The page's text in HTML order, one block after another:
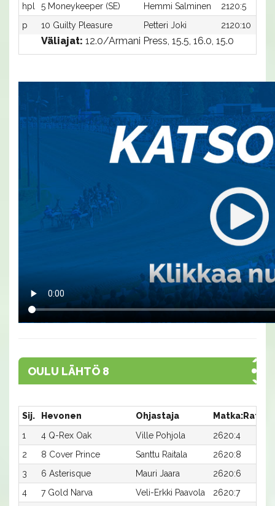
hpl
5 Moneykeeper (SE) Hemmi Salminen
2120:5
p
10 Guilty Pleasure Petteri Joki 2120:10
Väliajat: 12.0/Armani Press, 15.5, 16.0, 15.0
OULU LÄHTÖ 8
Sij. Hevonen Ohjastaja Matka:Rata
1
4 Q-Rex Oak Ville Pohjola 2620:4
2
8 Cover Prince Santtu Raitala 2620:8
3
6 Asterisque Mauri Jaara 2620:6
4
7 Gold Narva Veli-Erkki Paavola 2620:7